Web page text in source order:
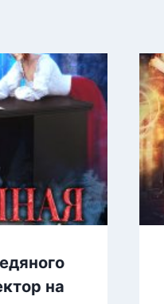
на